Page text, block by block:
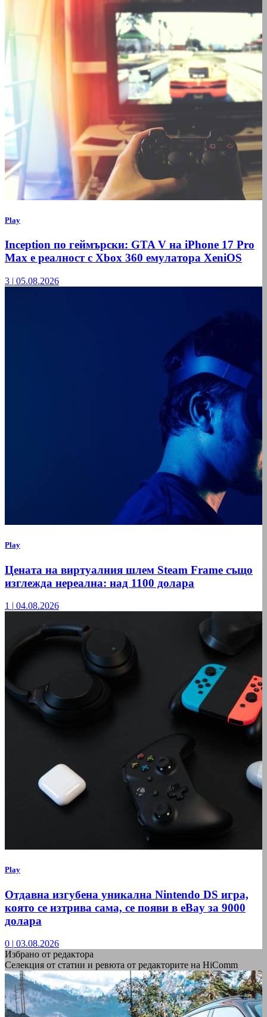
Play
Inception по геймърски: GTA V на iPhone 17 Pro
Max е реалност с Xbox 360 емулатора XeniOS
3 | 05.08.2026
Play
Цената на виртуалния шлем Steam Frame също
изглежда нереална: над 1100 долара
1 | 04.08.2026
Play
Отдавна изгубена уникална Nintendo DS игра,
която се изтрива сама, се появи в eBay за 9000
долара
0 | 03.08.2026
Избрано от редактора
Селекция от статии и ревюта от редакторите на HiComm